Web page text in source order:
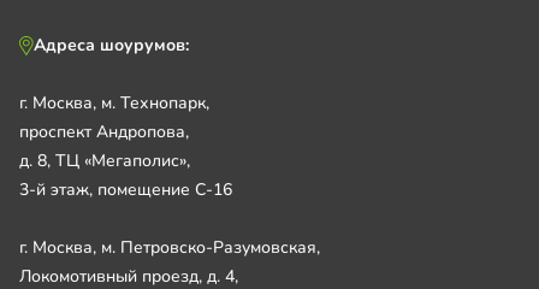
Адреса шоурумов:
г. Москва, м. Технопарк,
проспект Андропова,
д. 8, ТЦ «Мегаполис»,
3-й этаж, помещение С-16
г. Москва, м. Петровско-Разумовская,
Локомотивный проезд, д. 4,